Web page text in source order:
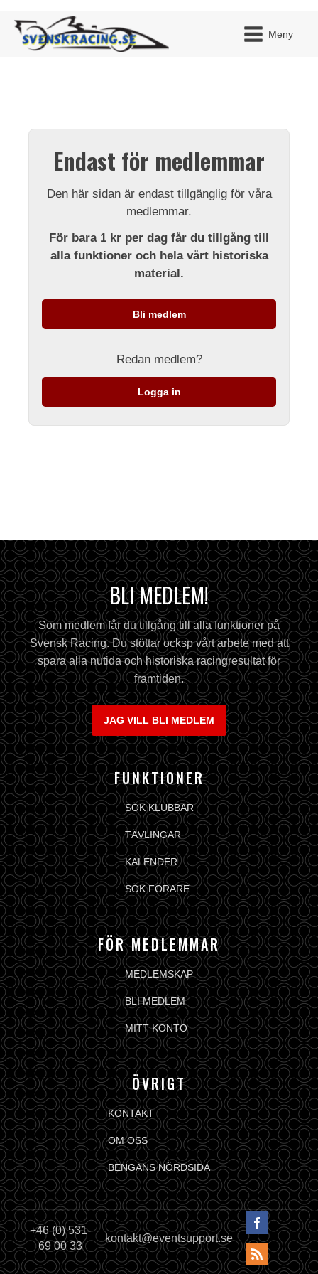
Meny
Endast för medlemmar
Den här sidan är endast tillgänglig för våra
medlemmar.
För bara 1 kr per dag får du tillgång till
alla funktioner och hela vårt historiska
material.
Bli medlem
Redan medlem?
Logga in
BLI MEDLEM!
Som medlem får du tillgång till alla funktioner på
Svensk Racing. Du stöttar ocksp vårt arbete med att
spara alla nutida och historiska racingresultat för
framtiden.
JAG VILL BLI MEDLEM
FUNKTIONER
SÖK KLUBBAR
TÄVLINGAR
KALENDER
SÖK FÖRARE
FÖR MEDLEMMAR
MEDLEMSKAP
BLI MEDLEM
MITT KONTO
ÖVRIGT
KONTAKT
OM OSS
BENGANS NÖRDSIDA
+46 (0) 531-
69 00 33
kontakt@eventsupport.se